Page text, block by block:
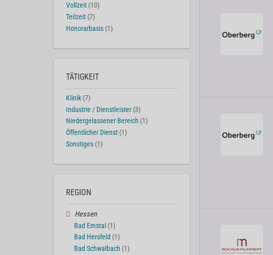
Vollzeit (10)
Teilzeit (7)
Honorarbasis (1)
TÄTIGKEIT
Klinik (7)
Industrie / Dienstleister (3)
Niedergelassener Bereich (1)
Öffentlicher Dienst (1)
Sonstiges (1)
REGION
Hessen
Bad Emstal (1)
Bad Hersfeld (1)
Bad Schwalbach (1)